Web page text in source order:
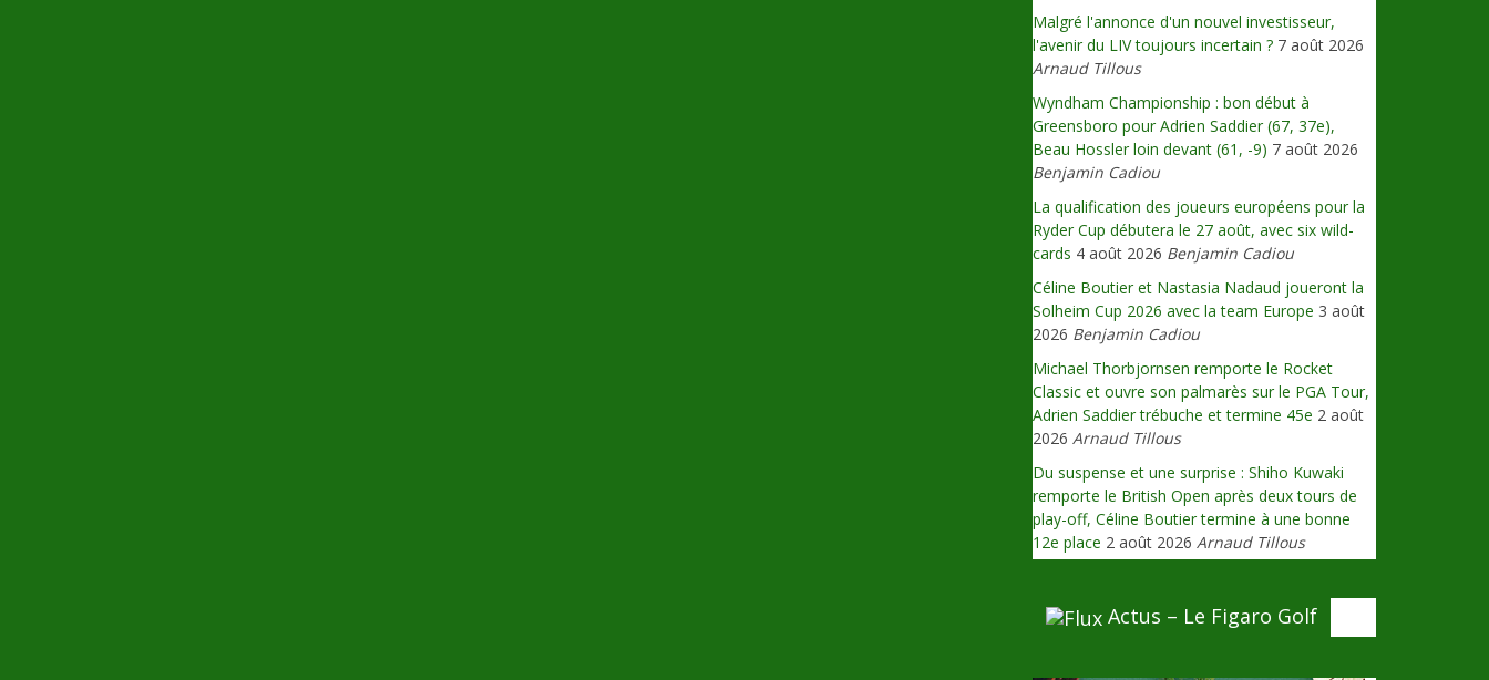
Malgré l'annonce d'un nouvel investisseur,
l'avenir du LIV toujours incertain ? 7 août 2026
Arnaud Tillous
Wyndham Championship : bon début à
Greensboro pour Adrien Saddier (67, 37e),
Beau Hossler loin devant (61, -9) 7 août 2026
Benjamin Cadiou
La qualification des joueurs européens pour la
Ryder Cup débutera le 27 août, avec six wild-
cards 4 août 2026 Benjamin Cadiou
Céline Boutier et Nastasia Nadaud joueront la
Solheim Cup 2026 avec la team Europe 3 août
2026 Benjamin Cadiou
Michael Thorbjornsen remporte le Rocket
Classic et ouvre son palmarès sur le PGA Tour,
Adrien Saddier trébuche et termine 45e 2 août
2026 Arnaud Tillous
Du suspense et une surprise : Shiho Kuwaki
remporte le British Open après deux tours de
play-off, Céline Boutier termine à une bonne
12e place 2 août 2026 Arnaud Tillous
Actus – Le Figaro Golf